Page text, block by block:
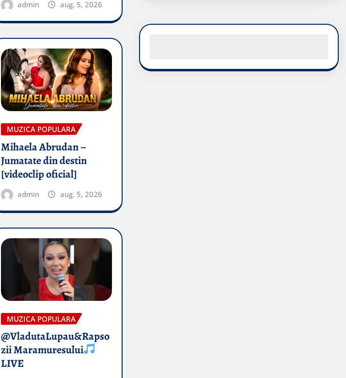
admin aug. 5, 2026
MUZICA POPULARA
Mihaela Abrudan –
Jumatate din destin
[videoclip oficial]
admin aug. 5, 2026
MUZICA POPULARA
@VladutaLupau&Rapso
zii Maramuresului
LIVE